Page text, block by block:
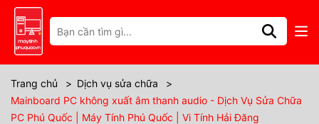
Trang chủ > Dịch vụ sửa chữa
>
Mainboard PC không xuất âm thanh audio - Dịch Vụ Sửa Chữa
PC Phú Quốc | Máy Tính Phú Quốc | Vi Tính Hải Đăng
Thông số kỹ thuật
Mainboard PC Không Xuất Âm
Thanh – Khắc Phục Nhanh Tại Phú